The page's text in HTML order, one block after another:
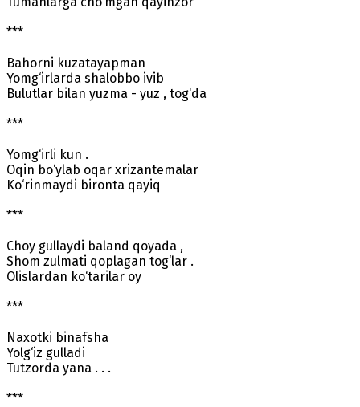
***
Bahorni kuzatayapman
Yomg‘irlarda shalobbo ivib
Bulutlar bilan yuzma - yuz , tog‘da
***
Yomg‘irli kun .
Oqin bo‘ylab oqar xrizantemalar
Ko‘rinmaydi bironta qayiq
***
Choy gullaydi baland qoyada ,
Shom zulmati qoplagan tog‘lar .
Olislardan ko‘tarilar oy
***
Naxotki binafsha
Yolg‘iz gulladi
Tutzorda yana . . .
***